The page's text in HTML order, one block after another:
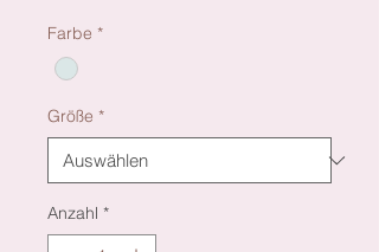
Farbe *
Größe *
Anzahl *